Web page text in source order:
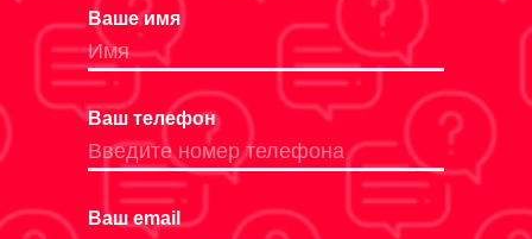
Ваше имя
Ваш телефон
Ваш email